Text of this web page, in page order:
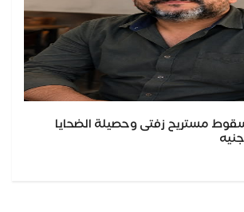
مستريح زفتى وحصيلة الضحايا